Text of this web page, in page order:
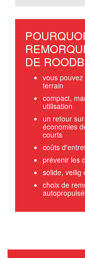
DE
vous
terrain
compact,
utilisation
un retour
économies
courts
coûts
prévenir les
solide, veilig
choix de